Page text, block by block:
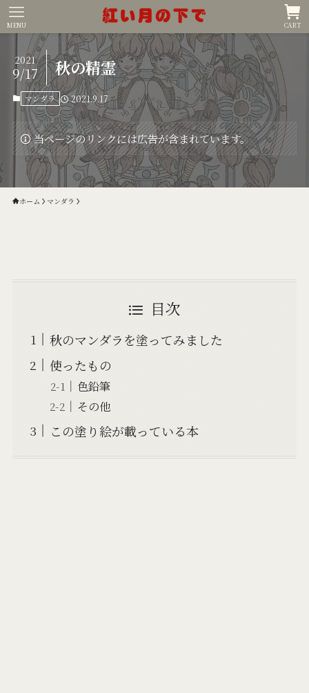
CART
MENU
秋の精霊
2021
9/17
マンダラ 2021.9.17
当ページのリンクには広告が含まれています。
ホーム マンダラ
目次
秋のマンダラを塗ってみました
使ったもの
色鉛筆
その他
この塗り絵が載っている本